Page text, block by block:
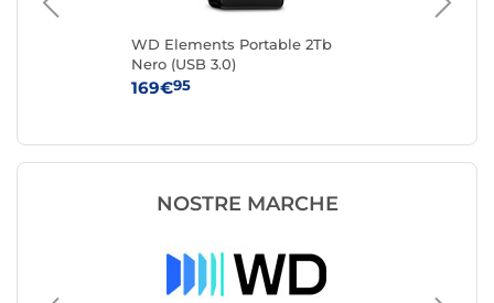
WD Elements Portable 2Tb
Nero (USB 3.0)
169€95
NOSTRE MARCHE